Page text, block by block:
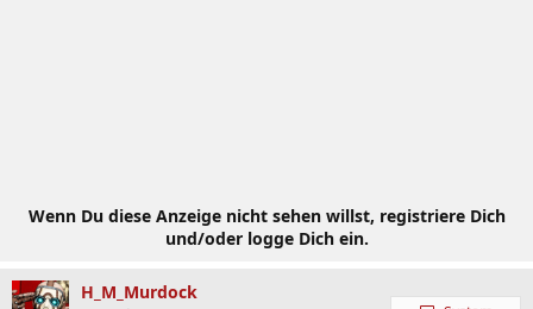
Wenn Du diese Anzeige nicht sehen willst, registriere Dich
und/oder logge Dich ein.
H_M_Murdock